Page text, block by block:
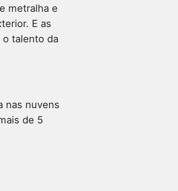
metralha e
E as
o talento da
nas nuvens
de 5